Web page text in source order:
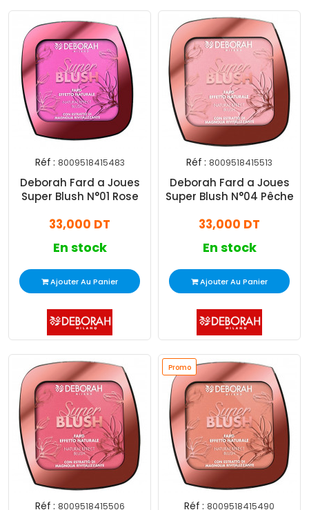
Réf : 8009518415483
Deborah Fard a Joues
Super Blush N°01 Rose
33,000 DT
En stock
Ajouter Au Panier
Réf : 8009518415513
Deborah Fard a Joues
Super Blush N°04 Pêche
33,000 DT
En stock
Ajouter Au Panier
Réf : 8009518415506
Promo
Réf : 8009518415490